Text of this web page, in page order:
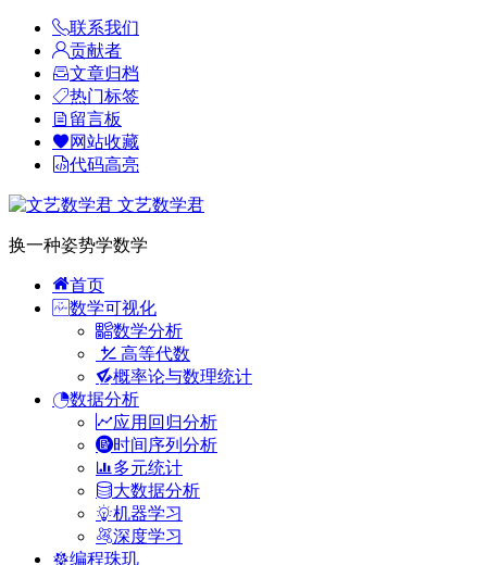
联系我们
贡献者
文章归档
热门标签
留言板
网站收藏
代码高亮
文艺数学君
换一种姿势学数学
首页
数学可视化
数学分析
高等代数
概率论与数理统计
数据分析
应用回归分析
时间序列分析
多元统计
大数据分析
机器学习
深度学习
编程珠玑